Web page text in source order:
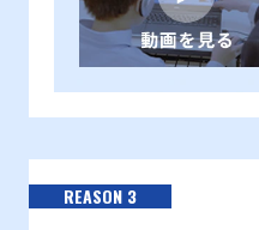
REASON 3